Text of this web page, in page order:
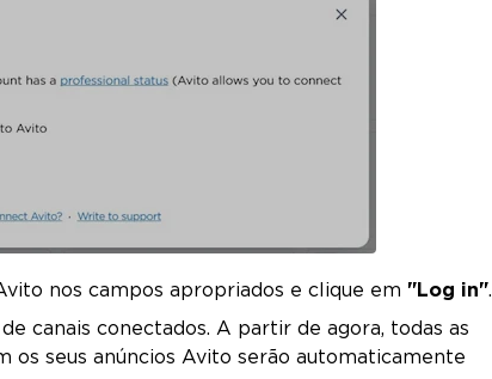
nos campos apropriados e clique em "Log in".
canais conectados. A partir de agora, todas as
os seus anúncios Avito serão automaticamente